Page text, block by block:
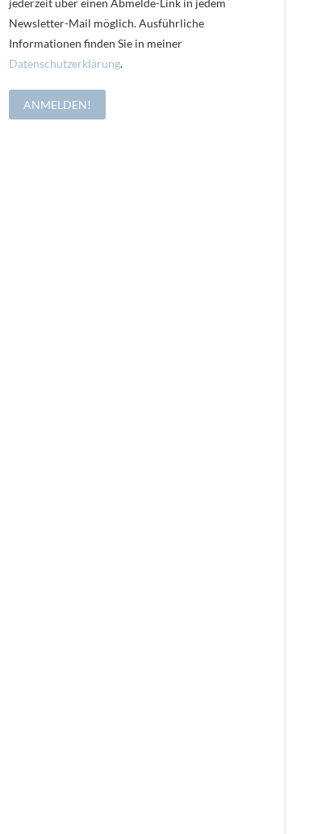
jederzeit über einen Abmelde-Link in jedem
Newsletter-Mail möglich. Ausführliche
Informationen finden Sie in meiner
Datenschutzerklärung.